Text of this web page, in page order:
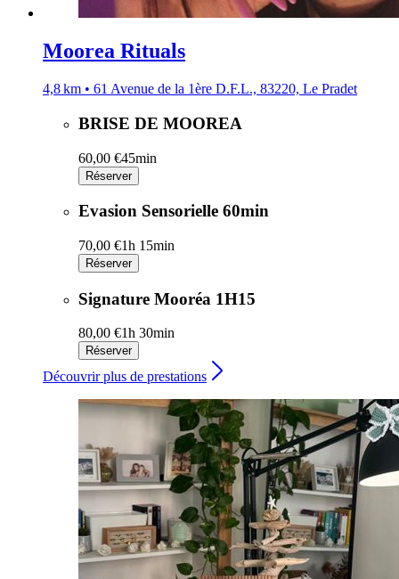
Moorea Rituals
4,8 km • 61 Avenue de la 1ère D.F.L., 83220, Le Pradet
BRISE DE MOOREA
60,00 €45min
Réserver
Evasion Sensorielle 60min
70,00 €1h 15min
Réserver
Signature Mooréa 1H15
80,00 €1h 30min
Réserver
Découvrir plus de prestations